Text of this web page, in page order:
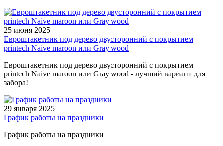
25 июня 2025
Евроштакетник под дерево двусторонний с покрытием
printech Naive maroon или Gray wood
Евроштакетник под дерево двусторонний с покрытием
printech Naive maroon или Gray wood - лучший вариант для
забора!
29 января 2025
График работы на праздники
График работы на праздники